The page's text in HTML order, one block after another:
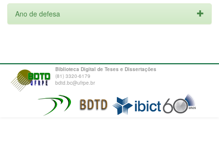
Ano de defesa
Biblioteca Digital de Teses e Dissertações
(81) 3320-6179
bdtd.bc@ufrpe.br